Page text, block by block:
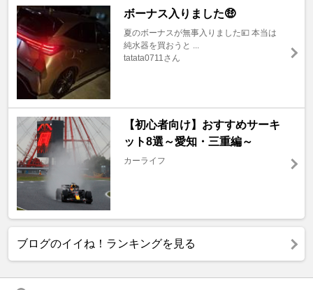
ボーナス入りました🤑
夏のボーナスが無事入りました💴 本当は
純水器を買おうと ...
tatata0711さん
【初心者向け】おすすめサーキ
ット8選～愛知・三重編～
カーライフ
ブログのイイね！ランキングを見る